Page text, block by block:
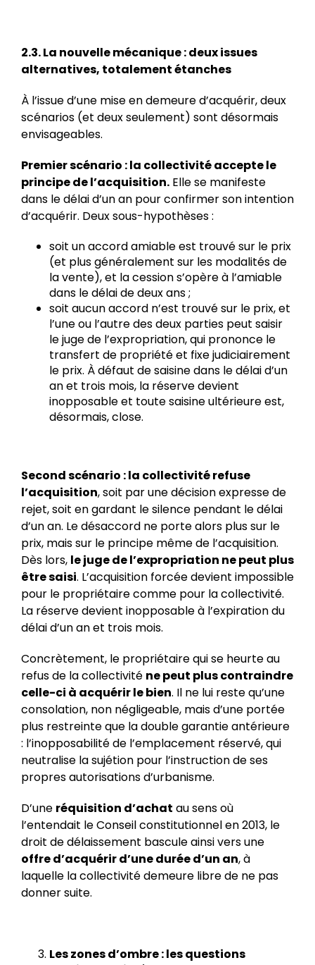
2.3. La nouvelle mécanique : deux issues
alternatives, totalement étanches
À l’issue d’une mise en demeure d’acquérir, deux
scénarios (et deux seulement) sont désormais
envisageables.
Premier scénario : la collectivité accepte le
principe de l’acquisition.Elle se manifeste
dans le délai d’un an pour confirmer son intention
d’acquérir. Deux sous-hypothèses :
soit un accord amiable est trouvé sur le prix
(et plus généralement sur les modalités de
la vente), et la cession s’opère à l’amiable
dans le délai de deux ans ;
soit aucun accord n’est trouvé sur le prix, et
l’une ou l’autre des deux parties peut saisir
le juge de l’expropriation, qui prononce le
transfert de propriété et fixe judiciairement
le prix. À défaut de saisine dans le délai d’un
an et trois mois, la réserve devient
inopposable et toute saisine ultérieure est,
désormais, close.
Second scénario : la collectivité refuse
l’acquisition, soit par une décision expresse de
rejet, soit en gardant le silence pendant le délai
d’un an. Le désaccord ne porte alors plus sur le
prix, mais sur le principe même de l’acquisition.
Dès lors, le juge de l’expropriation ne peut plus
être saisi. L’acquisition forcée devient impossible
pour le propriétaire comme pour la collectivité.
La réserve devient inopposable à l’expiration du
délai d’un an et trois mois.
Concrètement, le propriétaire qui se heurte au
refus de la collectivité ne peut plus contraindre
celle-ci à acquérir le bien. Il ne lui reste qu’une
consolation, non négligeable, mais d’une portée
plus restreinte que la double garantie antérieure
: l’inopposabilité de l’emplacement réservé, qui
neutralise la sujétion pour l’instruction de ses
propres autorisations d’urbanisme.
D’une réquisition d’achat au sens où
l’entendait le Conseil constitutionnel en 2013, le
droit de délaissement bascule ainsi vers une
offre d’acquérir d’une durée d’un an, à
laquelle la collectivité demeure libre de ne pas
donner suite.
Les zones d’ombre : les questions